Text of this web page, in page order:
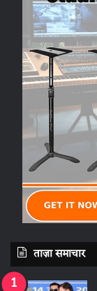
ताज़ा समाचार